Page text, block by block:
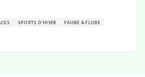
SPORTS D'HIVER FAUNE & FLORE